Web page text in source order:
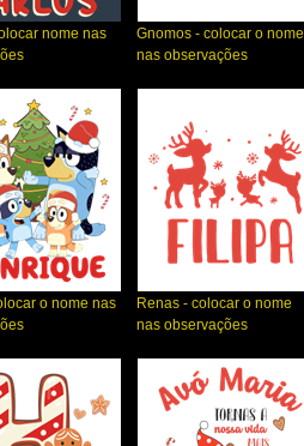
nome nas
Gnomos - colocar o nome
nas observações
o nome nas
Renas - colocar o nome
nas observações